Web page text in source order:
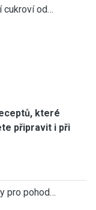
cukroví od…
které
připravit i při
pro pohod…